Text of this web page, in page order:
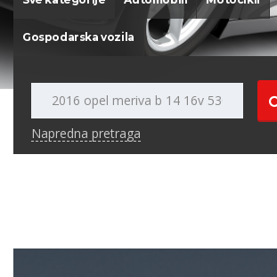
Gospodarska vozila
Napredna pretraga